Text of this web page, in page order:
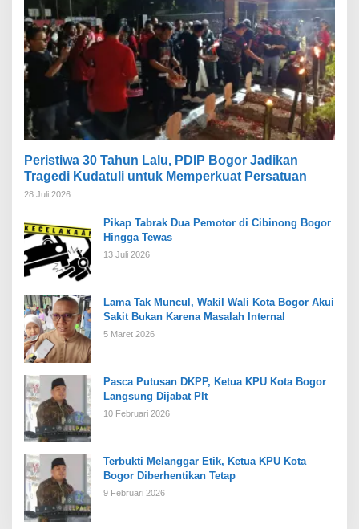
Peristiwa 30 Tahun Lalu, PDIP Bogor Jadikan
Tragedi Kudatuli untuk Memperkuat Persatuan
28 Juli 2026
Pikap Tabrak Dua Pemotor di Cibinong Bogor
Hingga Tewas
13 Juli 2026
Lama Tak Muncul, Wakil Wali Kota Bogor Akui
Sakit Bukan Karena Masalah Internal
5 Maret 2026
Pasca Putusan DKPP, Ketua KPU Kota Bogor
Langsung Dijabat Plt
10 Februari 2026
Terbukti Melanggar Etik, Ketua KPU Kota
Bogor Diberhentikan Tetap
9 Februari 2026